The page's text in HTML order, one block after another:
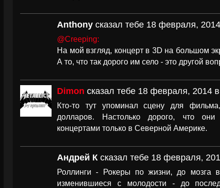
Anthony сказал тебе 18 февраля,
@Creeping:
На мой взгляд, концерт в 3D на большом
А то, что так дорого им село - это другой
Dimon сказал тебе 18 февраля, 2014
Кто-то тут упоминал сцену для
долларов. Настолько дорого, что они
концертами только в Северной Америке.
Андрей К сказал тебе 18 февраля,
Роллинги - Рокеры по жизни, до мозга
изменившиеся с молодости - до